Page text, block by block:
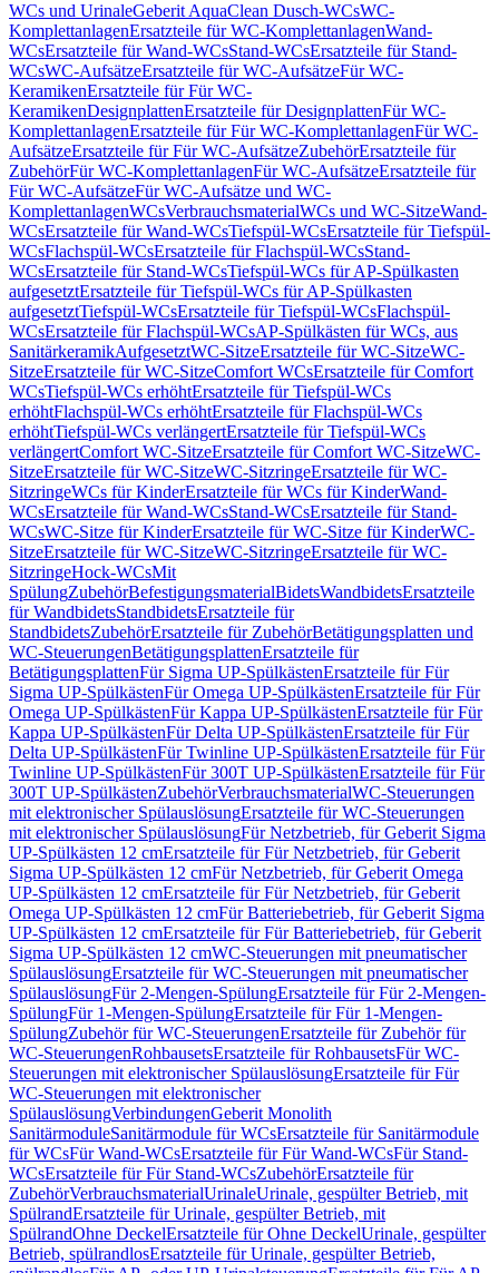
WCs und UrinaleGeberit AquaClean Dusch-WCsWC-
KomplettanlagenErsatzteile für WC-KomplettanlagenWand-
WCsErsatzteile für Wand-WCsStand-WCsErsatzteile für Stand-
WCsWC-AufsätzeErsatzteile für WC-AufsätzeFür WC-
KeramikenErsatzteile für Für WC-
KeramikenDesignplattenErsatzteile für DesignplattenFür WC-
KomplettanlagenErsatzteile für Für WC-KomplettanlagenFür WC-
AufsätzeErsatzteile für Für WC-AufsätzeZubehörErsatzteile für
ZubehörFür WC-KomplettanlagenFür WC-AufsätzeErsatzteile für
Für WC-AufsätzeFür WC-Aufsätze und WC-
KomplettanlagenWCsVerbrauchsmaterialWCs und WC-SitzeWand-
WCsErsatzteile für Wand-WCsTiefspül-WCsErsatzteile für Tiefspül-
WCsFlachspül-WCsErsatzteile für Flachspül-WCsStand-
WCsErsatzteile für Stand-WCsTiefspül-WCs für AP-Spülkasten
aufgesetztErsatzteile für Tiefspül-WCs für AP-Spülkasten
aufgesetztTiefspül-WCsErsatzteile für Tiefspül-WCsFlachspül-
WCsErsatzteile für Flachspül-WCsAP-Spülkästen für WCs, aus
SanitärkeramikAufgesetztWC-SitzeErsatzteile für WC-SitzeWC-
SitzeErsatzteile für WC-SitzeComfort WCsErsatzteile für Comfort
WCsTiefspül-WCs erhöhtErsatzteile für Tiefspül-WCs
erhöhtFlachspül-WCs erhöhtErsatzteile für Flachspül-WCs
erhöhtTiefspül-WCs verlängertErsatzteile für Tiefspül-WCs
verlängertComfort WC-SitzeErsatzteile für Comfort WC-SitzeWC-
SitzeErsatzteile für WC-SitzeWC-SitzringeErsatzteile für WC-
SitzringeWCs für KinderErsatzteile für WCs für KinderWand-
WCsErsatzteile für Wand-WCsStand-WCsErsatzteile für Stand-
WCsWC-Sitze für KinderErsatzteile für WC-Sitze für KinderWC-
SitzeErsatzteile für WC-SitzeWC-SitzringeErsatzteile für WC-
SitzringeHock-WCsMit
SpülungZubehörBefestigungsmaterialBidetsWandbidetsErsatzteile
für WandbidetsStandbidetsErsatzteile für
StandbidetsZubehörErsatzteile für ZubehörBetätigungsplatten und
WC-SteuerungenBetätigungsplattenErsatzteile für
BetätigungsplattenFür Sigma UP-SpülkästenErsatzteile für Für
Sigma UP-SpülkästenFür Omega UP-SpülkästenErsatzteile für Für
Omega UP-SpülkästenFür Kappa UP-SpülkästenErsatzteile für Für
Kappa UP-SpülkästenFür Delta UP-SpülkästenErsatzteile für Für
Delta UP-SpülkästenFür Twinline UP-SpülkästenErsatzteile für Für
Twinline UP-SpülkästenFür 300T UP-SpülkästenErsatzteile für Für
300T UP-SpülkästenZubehörVerbrauchsmaterialWC-Steuerungen
mit elektronischer SpülauslösungErsatzteile für WC-Steuerungen
mit elektronischer SpülauslösungFür Netzbetrieb, für Geberit Sigma
UP-Spülkästen 12 cmErsatzteile für Für Netzbetrieb, für Geberit
Sigma UP-Spülkästen 12 cmFür Netzbetrieb, für Geberit Omega
UP-Spülkästen 12 cmErsatzteile für Für Netzbetrieb, für Geberit
Omega UP-Spülkästen 12 cmFür Batteriebetrieb, für Geberit Sigma
UP-Spülkästen 12 cmErsatzteile für Für Batteriebetrieb, für Geberit
Sigma UP-Spülkästen 12 cmWC-Steuerungen mit pneumatischer
SpülauslösungErsatzteile für WC-Steuerungen mit pneumatischer
SpülauslösungFür 2-Mengen-SpülungErsatzteile für Für 2-Mengen-
SpülungFür 1-Mengen-SpülungErsatzteile für Für 1-Mengen-
SpülungZubehör für WC-SteuerungenErsatzteile für Zubehör für
WC-SteuerungenRohbausetsErsatzteile für RohbausetsFür WC-
Steuerungen mit elektronischer SpülauslösungErsatzteile für Für
WC-Steuerungen mit elektronischer
SpülauslösungVerbindungenGeberit Monolith
SanitärmoduleSanitärmodule für WCsErsatzteile für Sanitärmodule
für WCsFür Wand-WCsErsatzteile für Für Wand-WCsFür Stand-
WCsErsatzteile für Für Stand-WCsZubehörErsatzteile für
ZubehörVerbrauchsmaterialUrinaleUrinale, gespülter Betrieb, mit
SpülrandErsatzteile für Urinale, gespülter Betrieb, mit
SpülrandOhne DeckelErsatzteile für Ohne DeckelUrinale, gespülter
Betrieb, spülrandlosErsatzteile für Urinale, gespülter Betrieb,